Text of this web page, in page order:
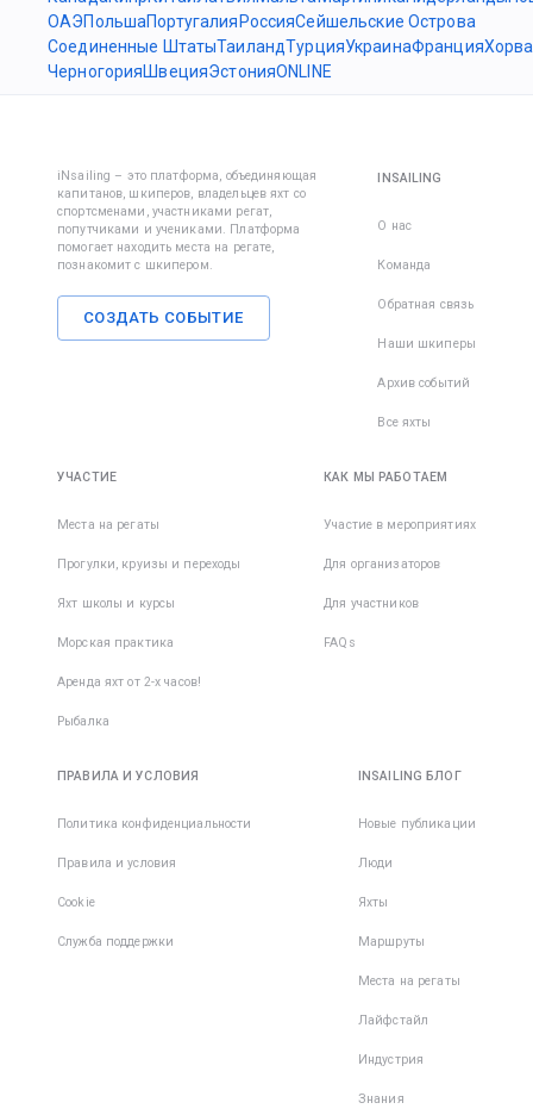
ОАЭПольшаПортугалия РоссияСейшельские Острова
Соединенные ШтатыТаиландТурцияУкраинаФранция
ЧерногорияШвецияЭстонияONLINE
iNsailing – это платформа, объединяющая
капитанов, шкиперов, владельцев яхт со
спортсменами, участниками регат,
попутчиками и учениками. Платформа
помогает находить места на регате,
познакомит с шкипером.
СОЗДАТЬ СОБЫТИЕ
INSAILING
О нас
Команда
Обратная связь
Наши шкиперы
Архив событий
Все яхты
УЧАСТИЕ
Места на регаты
Прогулки, круизы и переходы
Яхт школы и курсы
Морская практика
Аренда яхт от 2-х часов!
Рыбалка
КАК МЫ РАБОТАЕМ
Участие в мероприятиях
Для организаторов
Для участников
FAQs
ПРАВИЛА И УСЛОВИЯ
Политика конфиденциальности
Правила и условия
Cookie
Служба поддержки
INSAILING БЛОГ
Новые публикации
Люди
Яхты
Маршруты
Места на регаты
Лайфстайл
Индустрия
Знания